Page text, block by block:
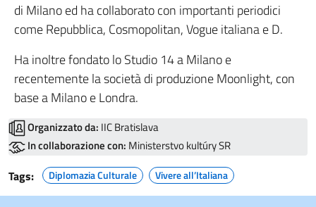
di Milano ed ha collaborato con importanti periodici
come Repubblica, Cosmopolitan, Vogue italiana e D.
Ha inoltre fondato lo Studio 14 a Milano e
recentemente la società di produzione Moonlight, con
base a Milano e Londra.
Organizzato da: IIC Bratislava
In collaborazione con: Ministerstvo kultúry SR
Tags: Diplomazia Culturale Vivere all’Italiana